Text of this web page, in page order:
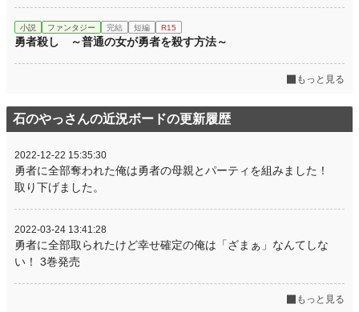
小説 ファンタジー 完結 短編 R15
勇者殺し ～普通の女が勇者を殺す方法～
もっと見る
石のやっさんの近況ボードの更新履歴
2022-12-22 15:35:30
勇者に全部奪われた俺は勇者の母親とパーティを組みました！
取り下げました。
2022-03-24 13:41:28
勇者に全部取られたけど幸せ確定の俺は「ざまぁ」なんてしな
い！ 3巻発売
もっと見る